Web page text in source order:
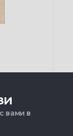
вами в